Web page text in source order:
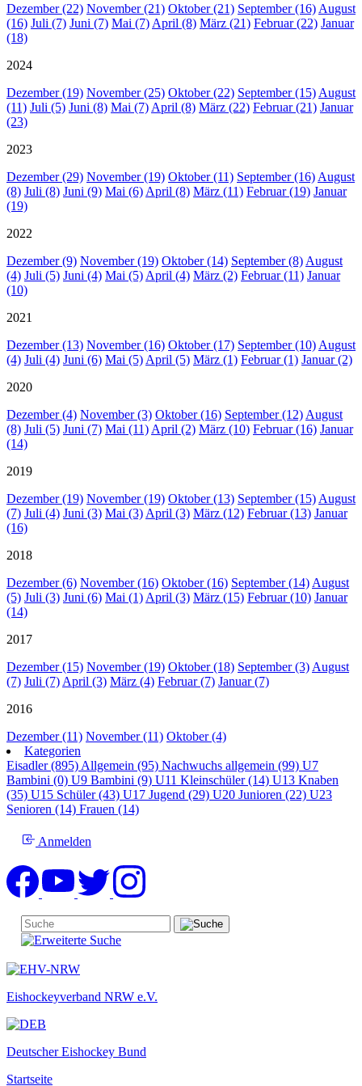
Dezember (22) November (21) Oktober (21) September (16) August
(16) Juli (7) Juni (7) Mai (7) April (8) März (21) Februar (22) Januar
(18)
2024
Dezember (19) November (25) Oktober (22) September (15) August
(11) Juli (5) Juni (8) Mai (7) April (8) März (22) Februar (21) Januar
(23)
2023
Dezember (29) November (19) Oktober (11) September (16) August
(8) Juli (8) Juni (9) Mai (6) April (8) März (11) Februar (19) Januar
(19)
2022
Dezember (9) November (19) Oktober (14) September (8) August
(4) Juli (5) Juni (4) Mai (5) April (4) März (2) Februar (11) Januar
(10)
2021
Dezember (13) November (16) Oktober (17) September (10) August
(4) Juli (4) Juni (6) Mai (5) April (5) März (1) Februar (1) Januar (2)
2020
Dezember (4) November (3) Oktober (16) September (12) August
(8) Juli (5) Juni (7) Mai (11) April (2) März (10) Februar (16) Januar
(14)
2019
Dezember (19) November (19) Oktober (13) September (15) August
(7) Juli (4) Juni (3) Mai (3) April (3) März (12) Februar (13) Januar
(16)
2018
Dezember (6) November (16) Oktober (16) September (14) August
(5) Juli (3) Juni (6) Mai (1) April (3) März (15) Februar (10) Januar
(14)
2017
Dezember (15) November (19) Oktober (18) September (3) August
(7) Juli (7) April (3) März (4) Februar (7) Januar (7)
2016
Dezember (11) November (11) Oktober (4)
Kategorien
Eisadler (895) Allgemein (95) Nachwuchs allgemein (99) U7
Bambini (0) U9 Bambini (9) U11 Kleinschüler (14) U13 Knaben
(35) U15 Schüler (43) U17 Jugend (29) U20 Junioren (22) U23
Senioren (14) Frauen (14)
Anmelden
Eishockeyverband NRW e.V.
Deutscher Eishockey Bund
Startseite